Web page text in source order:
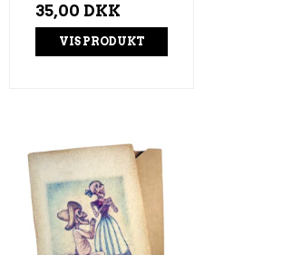
35,00 DKK
VIS PRODUKT